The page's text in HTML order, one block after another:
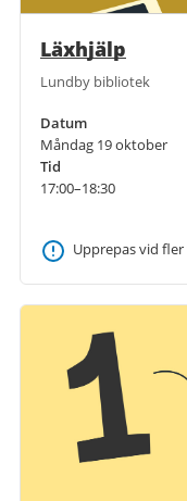
Läxhjälp
Lundby bibliotek
Datum
Måndag 19 oktober
Tid
17:00–18:30
Upprepas vid